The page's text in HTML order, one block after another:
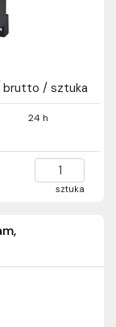
brutto / sztuka
24 h
sztuka